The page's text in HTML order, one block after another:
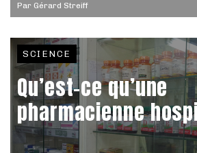
Par Gérard Streiff
SCIENCE
Qu’est-ce qu’une
pharmacienne